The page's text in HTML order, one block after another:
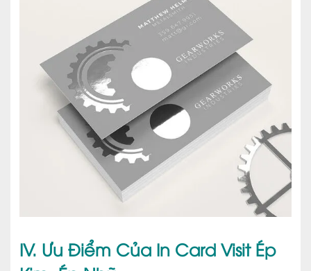
IV. Ưu Điểm Của In Card Visit Ép